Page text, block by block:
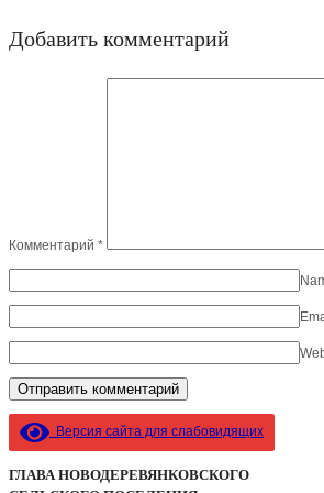
Добавить комментарий
Комментарий *
Версия сайта для слабовидящих
ГЛАВА НОВОДЕРЕВЯНКОВСКОГО